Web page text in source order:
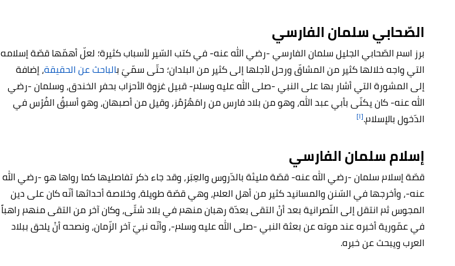
الصّحابي سلمان الفارسي
برز اسم الصّحابي الجليل سلمان الفارسي -رضي الله عنه- في كتب السّير لأسباب كثيرة؛ لعلّ أهمّها قصّة إسلامه
التي واجه خلالها كثير من المشاقّ ورحل لأجلها إلى كثير من البلدان؛ حتّى سمّيَ بالباحث عن الحقيقة، إضافة
إلى المشورة التي أشار بها على النبي -صلى الله عليه وسلم- قبيل غزوة الأحزاب بحفر الخندق، وسلمان -رضي
الله عنه- كان يكنّى بأبي عبد الله، وهو من بلاد فارس من رامَهُرْمُز، وقيل من أصبهان، وهو أسبقُ الفُرْس في
الدّخول بالإسلام.[١]
إسلام سلمان الفارسي
قصّة إسلام سلمان -رضي الله عنه- قصّة مليئة بالدّروس والعِبَر، وقد جاء ذكر تفاصليها كما رواها هو -رضي الله
عنه-، وأخرجها في السّنن والمسانيد كثير من أهل العلم، وهي قصّة طويلة، وخلاصة أحداثها أنّه كان على دين
المجوس ثم انتقل إلى النّصرانية بعد أنْ التقى بعدّة رهبان منهم في بلاد شتّى، وكان آخر من التقى منهم راهباً
في عمّورية أخبره عند موته عن بعثة النبي -صلى الله عليه وسلم-، وأنّه نبيّ آخر الزّمان، ونصحه أنْ يلحق ببلاد
العرب ويبحث عن خبره.